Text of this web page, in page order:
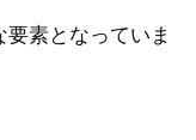
素となっていま